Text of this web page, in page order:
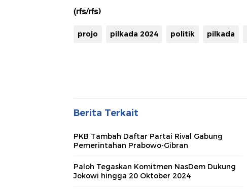
(rfs/rfs)
projo pilkada 2024 politik pilkada
Berita Terkait
PKB Tambah Daftar Partai Rival Gabung
Pemerintahan Prabowo-Gibran
Paloh Tegaskan Komitmen NasDem Dukung
Jokowi hingga 20 Oktober 2024